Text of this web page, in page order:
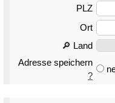
PLZ
Ort
🔎 Land
Adresse speichern
?